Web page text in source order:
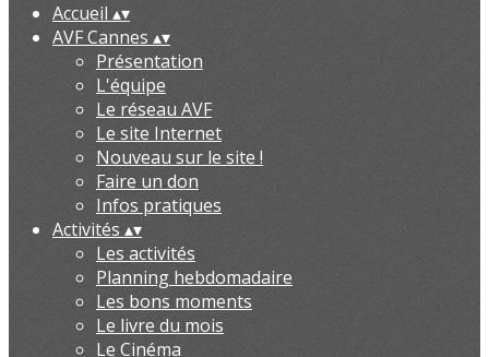
Accueil ▴▾
AVF Cannes ▴▾
Présentation
L'équipe
Le réseau AVF
Le site Internet
Nouveau sur le site !
Faire un don
Infos pratiques
Activités ▴▾
Les activités
Planning hebdomadaire
Les bons moments
Le livre du mois
Le Cinéma